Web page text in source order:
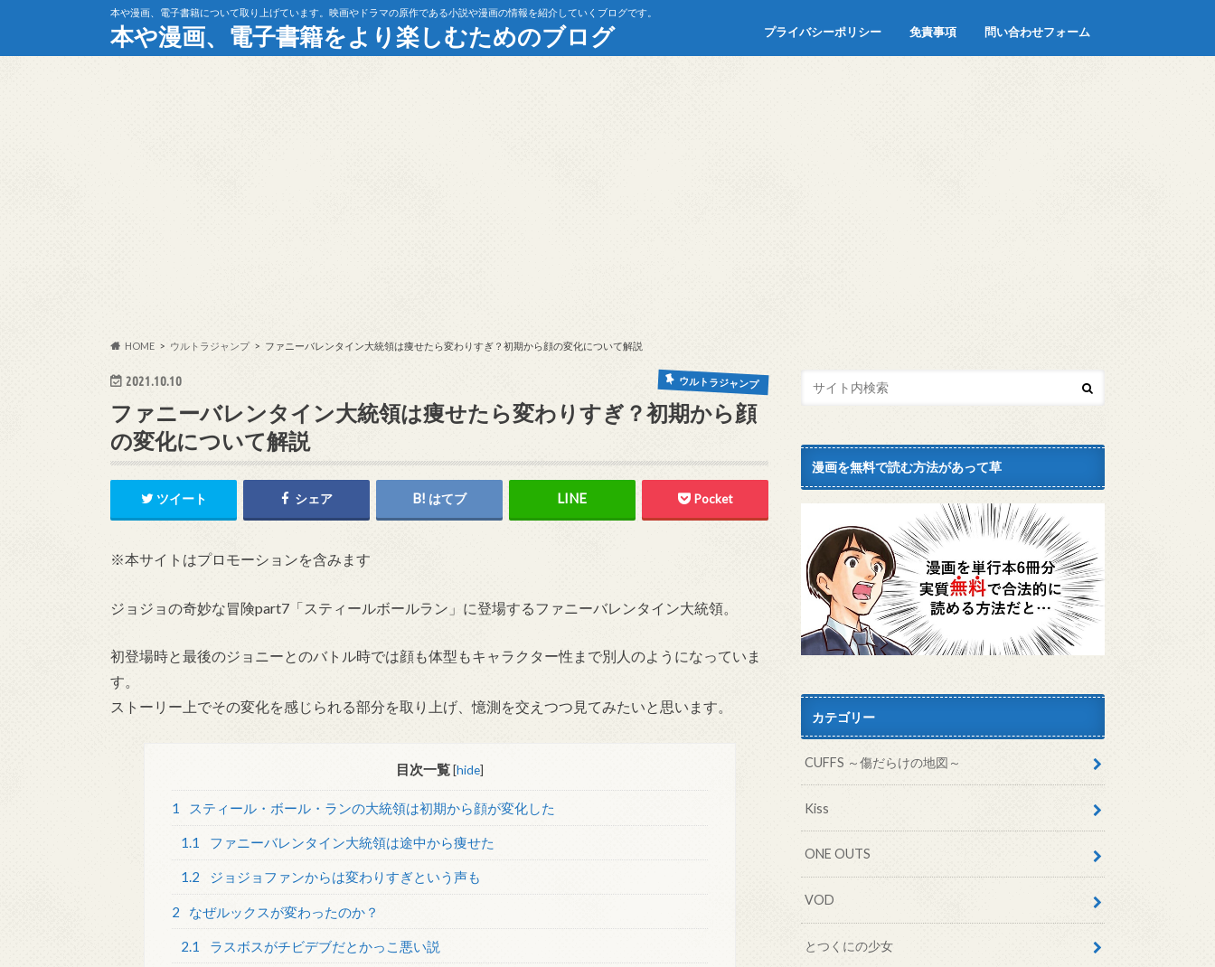
本や漫画、電子書籍について取り上げています。映画やドラマの原作である小説や漫画の情報を紹介していくブログです。
本や漫画、電子書籍をより楽しむためのブログ プライバシーポリシー 免責事項 問い合わせフォーム
HOME ウルトラジャンプ ファニーバレンタイン大統領は痩せたら変わりすぎ？初期から顔の変化について解説
2021.10.10 ウルトラジャンプ
ファニーバレンタイン大統領は痩せたら変わりすぎ？初期から顔
の変化について解説
ツイート シェア はてブ Pocket
※本サイトはプロモーションを含みます
ジョジョの奇妙な冒険part7「スティールボールラン」に登場するファニーバレンタイン大統領。
初登場時と最後のジョニーとのバトル時では顔も体型もキャラクター性まで別人のようになっていま
す。
ストーリー上でその変化を感じられる部分を取り上げ、憶測を交えつつ見てみたいと思います。
目次一覧 [hide]
1 スティール・ボール・ランの大統領は初期から顔が変化した
1.1 ファニーバレンタイン大統領は途中から痩せた
1.2 ジョジョファンからは変わりすぎという声も
2 なぜルックスが変わったのか？
2.1 ラスボスがチビデブだとかっこ悪い説
漫画を無料で読む方法があって草
カテゴリー
CUFFS ～傷だらけの地図～
Kiss
ONE OUTS
VOD
とつくにの少女